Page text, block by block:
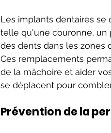
Les implants dentaires
telle qu'une couronne, un
des dents dans les zones
Ces remplacements
de la mâchoire et aider
se déplacent pour
Prévention de la